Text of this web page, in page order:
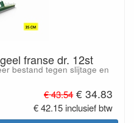
franse dr. 12st
bestand tegen slijtage en
€ 43.54 € 34.83
€ 42.15 inclusief btw